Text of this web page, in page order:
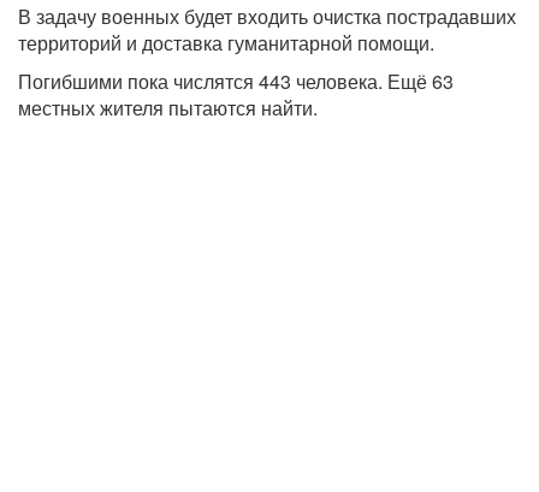
В задачу военных будет входить очистка пострадавших
территорий и доставка гуманитарной помощи.
Погибшими пока числятся 443 человека. Ещё 63
местных жителя пытаются найти.